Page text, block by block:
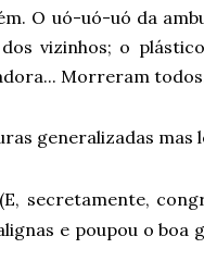
O uó-uó-uó da
vizinhos; o
Morreram
generalizadas mas
secretamente,
e poupou o boa